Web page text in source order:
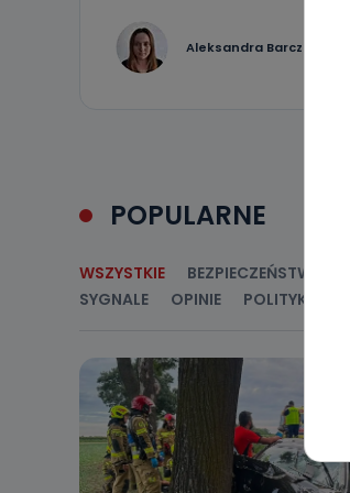
Aleksandra Barczak
POPULARNE
WSZYSTKIE BEZPIECZEŃSTWO
SYGNALE
OPINIE POLITYKA